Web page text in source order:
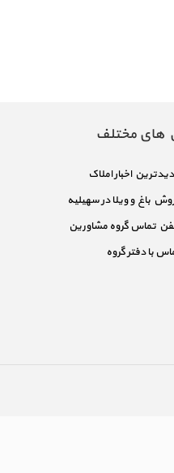
های مختلف
اخبار املاک
باغ و ویلا در سهیلیه
تماس گروه مشاورین
با دفتر گروه